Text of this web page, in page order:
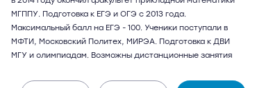
МГППУ. Подготовка к ЕГЭ и ОГЭ с 2013 года.
Максимальный балл на ЕГЭ - 100. Ученики поступали в
МФТИ, Московский Политех, МИРЭА. Подготовка к ДВИ
МГУ и олимпиадам. Возможны дистанционные занятия